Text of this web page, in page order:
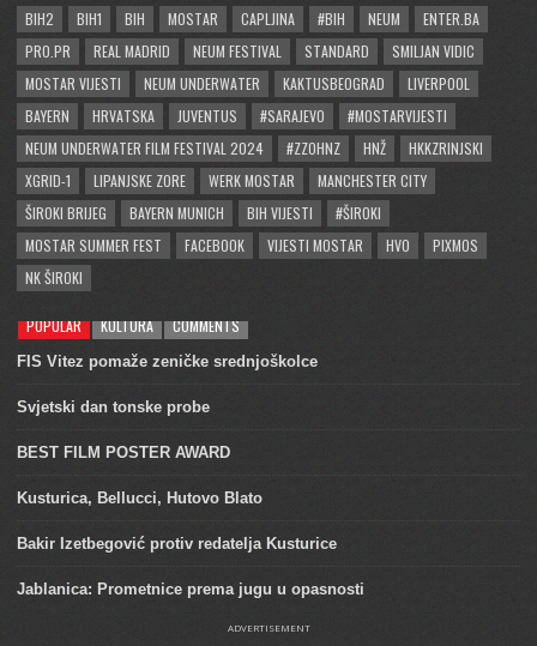
BIH2 BIH1 BIH MOSTAR CAPLJINA #BIH NEUM
ENTER.BA
PRO.PR
REAL MADRID NEUM FESTIVAL STANDARD
SMILJAN VIDIC
MOSTAR VIJESTI
NEUM UNDERWATER KAKTUSBEOGRAD
LIVERPOOL
BAYERN
HRVATSKA JUVENTUS #SARAJEVO
#MOSTARVIJESTI
NEUM UNDERWATER FILM FESTIVAL 2024
#ZZOHNZ HNŽ
HKKZRINJSKI
XGRID-1
LIPANJSKE ZORE WERK MOSTAR
MANCHESTER CITY
ŠIROKI BRIJEG
BAYERN MUNICH BIH VIJESTI
#ŠIROKI
MOSTAR SUMMER FEST
FACEBOOK VIJESTI MOSTAR HVO
PIXMOS
NK ŠIROKI
POPULAR KULTURA COMMENTS
FIS Vitez pomaže zeničke srednjoškolce
Svjetski dan tonske probe
BEST FILM POSTER AWARD
Kusturica, Bellucci, Hutovo Blato
Bakir Izetbegović protiv redatelja Kusturice
Jablanica: Prometnice prema jugu u opasnosti
ADVERTISEMENT